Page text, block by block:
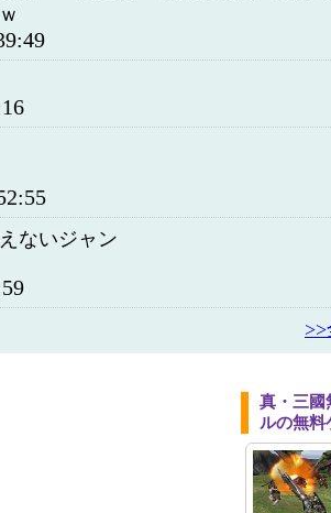
ｗ
ないジャン
真・三國
ルの無料